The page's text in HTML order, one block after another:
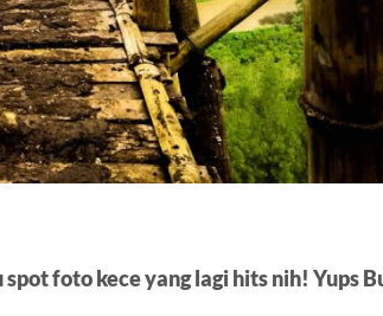
foto kece yang lagi hits nih! Yups